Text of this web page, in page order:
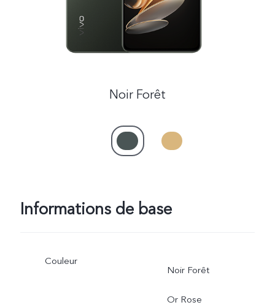
Noir Forêt
Informations de base
Couleur
Noir Forêt
Or Rose